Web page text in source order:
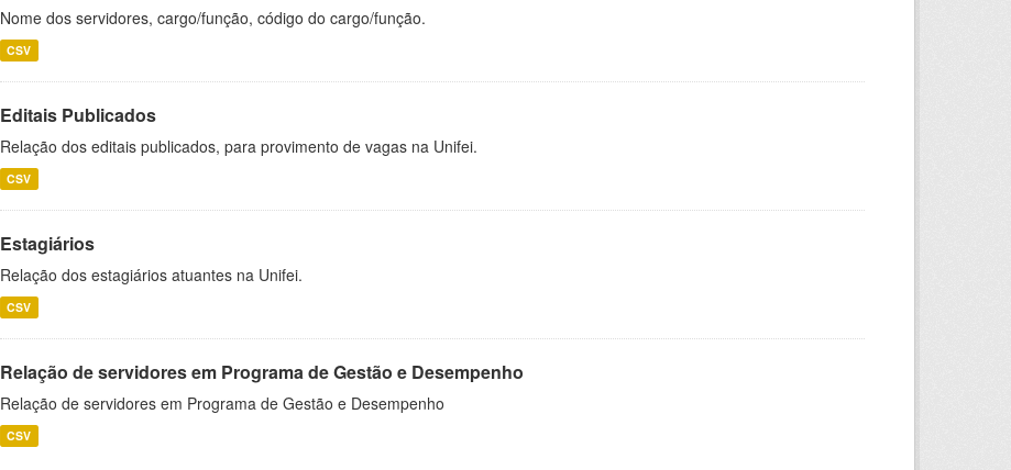
Nome dos servidores, cargo/função, código do cargo/função.
CSV
Editais Publicados
Relação dos editais publicados, para provimento de vagas na Unifei.
CSV
Estagiários
Relação dos estagiários atuantes na Unifei.
CSV
Relação de servidores em Programa de Gestão e Desempenho
Relação de servidores em Programa de Gestão e Desempenho
CSV